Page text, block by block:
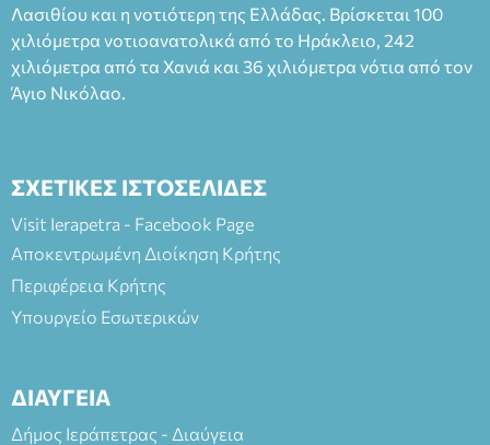
Λασιθίου και η νοτιότερη της Ελλάδας. Βρίσκεται 100
χιλιόμετρα νοτιοανατολικά από το Ηράκλειο, 242
χιλιόμετρα από τα Χανιά και 36 χιλιόμετρα νότια από τον
Άγιο Νικόλαο.
ΣΧΕΤΙΚΕΣ ΙΣΤΟΣΕΛΙΔΕΣ
Visit Ierapetra - Facebook Page
Αποκεντρωμένη Διοίκηση Κρήτης
Περιφέρεια Κρήτης
Υπουργείο Εσωτερικών
ΔΙΑΥΓΕΙΑ
Δήμος Ιεράπετρας - Διαύγεια